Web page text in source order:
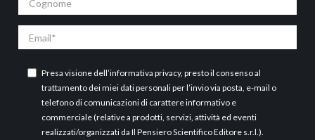
Presa visione dell’informativa privacy, presto il consenso al
trattamento dei miei dati personali per l’invio via posta, e-mail o
telefono di comunicazioni di carattere informativo e
commerciale (relative a prodotti, servizi, attività ed eventi
realizzati/organizzati da Il Pensiero Scientifico Editore s.r.l.).